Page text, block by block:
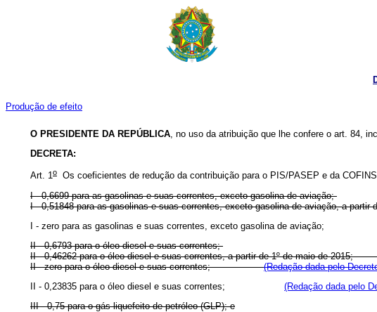
Produção de efeito
O PRESIDENTE DA REPÚBLICA, no uso da atribuição que lhe confere o art. 84,
DECRETA:
Art. 1o Os coeficientes de redução da contribuição para o PIS/PASEP e da
I - 0,6699 para as gasolinas e suas correntes, exceto gasolina de aviação;
I - 0,51848 para as gasolinas e suas correntes, exceto gasolina de aviação, a partir
I - zero para as gasolinas e suas correntes, exceto gasolina de aviação;
II - 0,6793 para o óleo diesel e suas correntes;
II - 0,46262 para o óleo diesel e suas correntes, a partir de 1ºde maio de
II - zero para o óleo diesel e suas correntes;
(Redação dada pelo
II - 0,23835 para o óleo diesel e suas correntes; (Redação dada pelo
III - 0,75 para o gás liquefeito de petróleo (GLP); e